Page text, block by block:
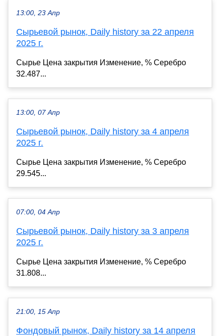
13:00, 23 Апр
Сырьевой рынок, Daily history за 22 апреля
2025 г.
Сырье Цена закрытия Изменение, % Серебро
32.487...
13:00, 07 Апр
Сырьевой рынок, Daily history за 4 апреля
2025 г.
Сырье Цена закрытия Изменение, % Серебро
29.545...
07:00, 04 Апр
Сырьевой рынок, Daily history за 3 апреля
2025 г.
Сырье Цена закрытия Изменение, % Серебро
31.808...
21:00, 15 Апр
Фондовый рынок, Daily history за 14 апреля